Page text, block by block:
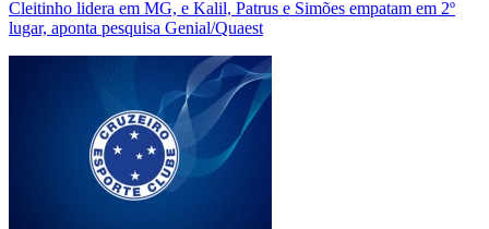
Cleitinho lidera em MG, e Kalil, Patrus e Simões empatam em 2º
lugar, aponta pesquisa Genial/Quaest